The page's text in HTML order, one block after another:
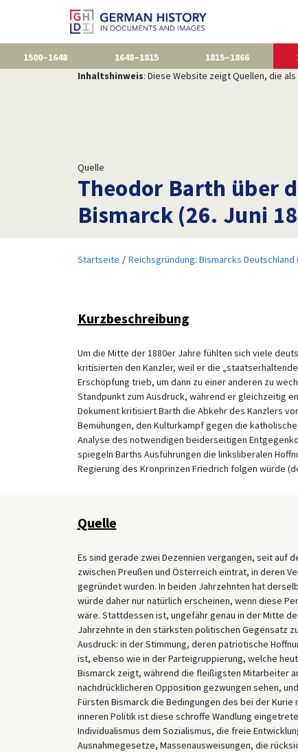
1500–1648 1648–1815 1815–1866
Inhaltshinweis: Diese Website zeigt Quellen, die
Quelle
Theodor Barth über
Bismarck (26. Juni
Startseite Reichsgründung: Bismarcks Deutschland
Kurzbeschreibung
Um die Mitte der 1880er Jahre fühlten sich viele
kritisierten den Kanzler, weil er die
Erschöpfung trieb, um dann zu einer anderen zu
Standpunkt zum Ausdruck, während er gleichzeitig
Dokument kritisiert Barth die Abkehr des Kanzlers
Bemühungen, den Kulturkampf gegen die
Analyse des notwendigen beiderseitigen
spiegeln Barths Ausführungen die linksliberalen
Regierung des Kronprinzen Friedrich folgen würde
Quelle
Es sind gerade zwei Dezennien vergangen, seit auf
zwischen Preußen und Österreich eintrat, in deren
gegründet wurden. In beiden Jahrzehnten hat
würde daher nur natürlich erscheinen, wenn diese
wäre. Stattdessen ist, ungefähr genau in der Mitte
Jahrzehnte in den stärksten politischen Gegensatz
Ausdruck: in der Stimmung, deren patriotische
ist, ebenso wie in der Parteigruppierung, welche
Bismarck zeigt, während die fleißigsten Mitarbeiter
nachdrücklicheren Opposition gezwungen sehen,
Fürsten Bismarck die Bedingungen des bei der
inneren Politik ist diese schroffe Wandlung
Individualismus dem Sozialismus, die freie
Ausnahmegesetze, Massenausweisungen, die